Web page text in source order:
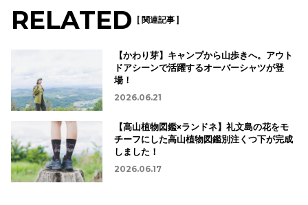
RELATED [ 関連記事 ]
【かわり芽】キャンプから山歩きへ。アウト
ドアシーンで活躍するオーバーシャツが登
場！
2026.06.21
【高山植物図鑑×ランドネ】礼文島の花をモ
チーフにした高山植物図鑑別注くつ下が完成
しました！
2026.06.17